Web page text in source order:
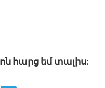
հարց եմ տալիս: